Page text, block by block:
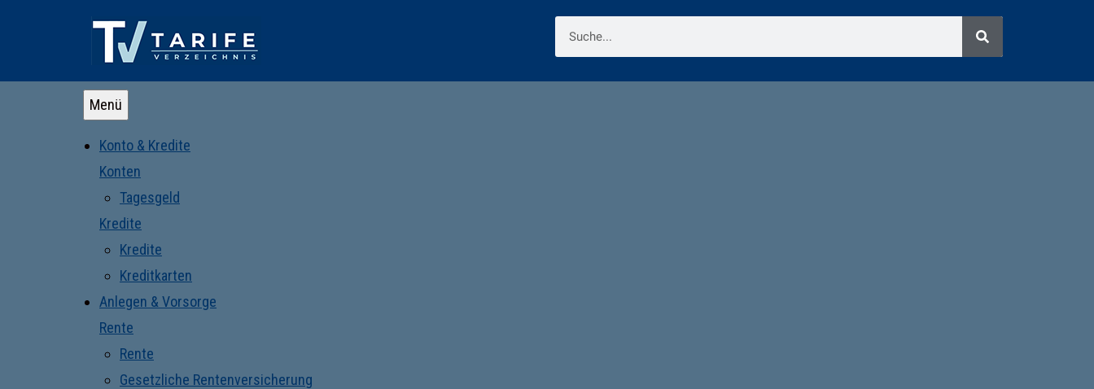
Menü
Konto & Kredite
Konten
Tagesgeld
Kredite
Kredite
Kreditkarten
Anlegen & Vorsorge
Rente
Rente
Gesetzliche Rentenversicherung